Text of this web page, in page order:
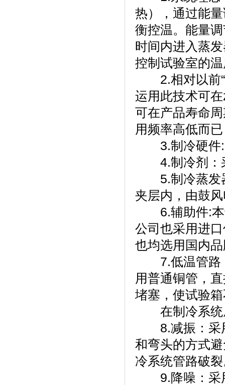
热），通过
衡控温。能量
时间内进入蒸发
控制试验室的温度
2.相对以前“平
运用此技术可在
可在产品寿命
用频率高低而
3.制冷硬件:采
4.制冷剂
5.制冷蒸发器
夹层内，由鼓风
6.辅助件:本试
公司也采用进口件
也均选用国内品
7.低温管路
用普通铜管，
堵塞，使试验
在制冷系统底部
8.减振：
和弯头的方式避
冷系统管路破裂
9.降噪：采